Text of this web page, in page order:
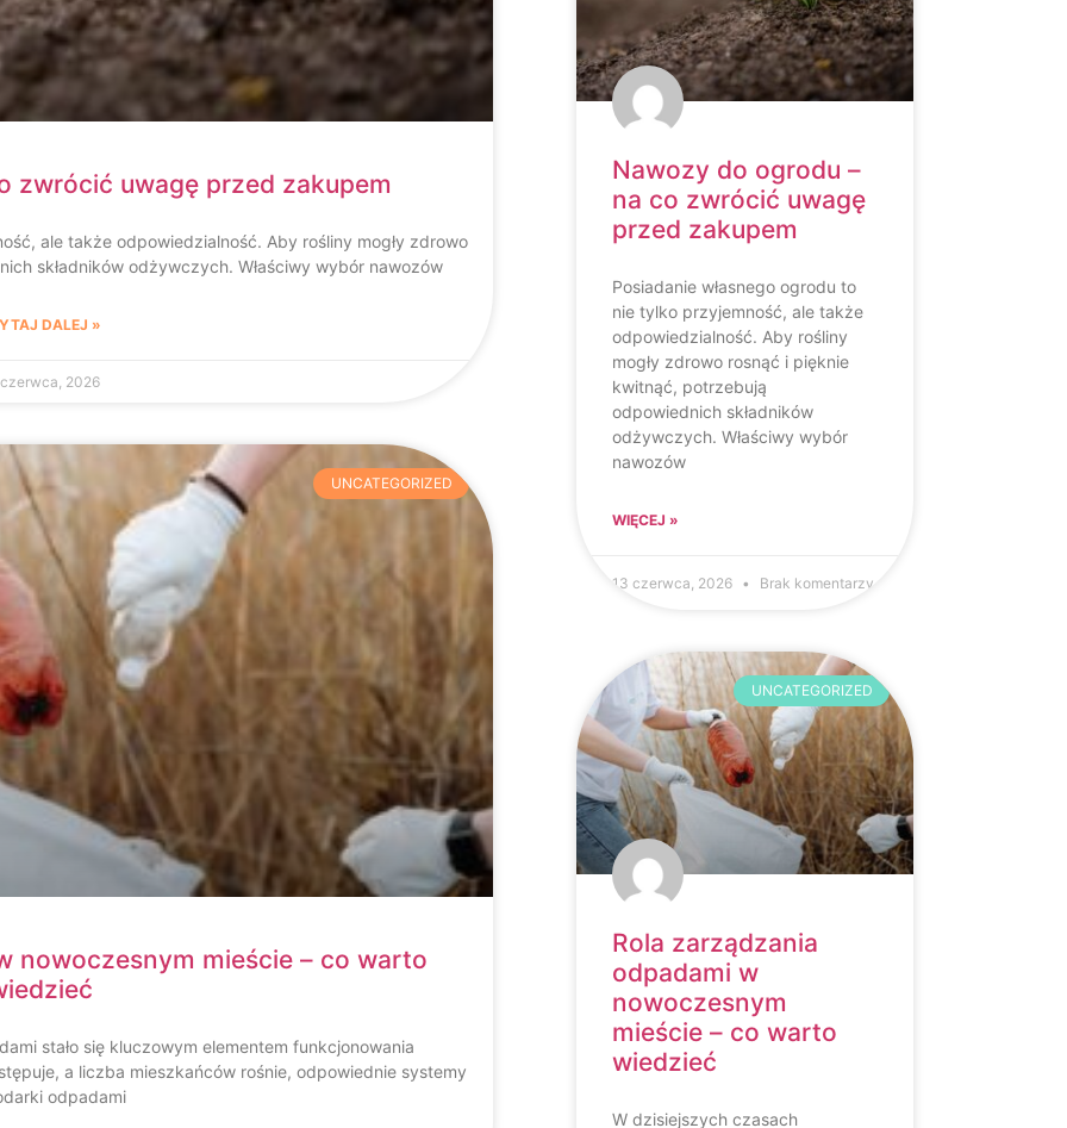
zwrócić uwagę przed zakupem
ale także odpowiedzialność. Aby rośliny mogły zdrowo
składników odżywczych. Właściwy wybór nawozów
DALEJ »
2026
UNCATEGORIZED
nowoczesnym mieście – co warto
stało się kluczowym elementem funkcjonowania
a liczba mieszkańców rośnie, odpowiednie systemy
odpadami
Nawozy do ogrodu –
na co zwrócić uwagę
przed zakupem
Posiadanie własnego ogrodu to
nie tylko przyjemność, ale także
odpowiedzialność. Aby rośliny
mogły zdrowo rosnąć i pięknie
kwitnąć, potrzebują
odpowiednich składników
odżywczych. Właściwy wybór
nawozów
WIĘCEJ »
13 czerwca, 2026 Brak komentarzy
UNCATEGORIZED
Rola zarządzania
odpadami w
nowoczesnym
mieście – co warto
wiedzieć
W dzisiejszych czasach